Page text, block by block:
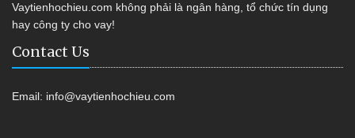
Vaytienhochieu.com không phải là ngân hàng, tổ chức tín dụng
hay công ty cho vay!
Contact Us
Email: info@vaytienhochieu.com